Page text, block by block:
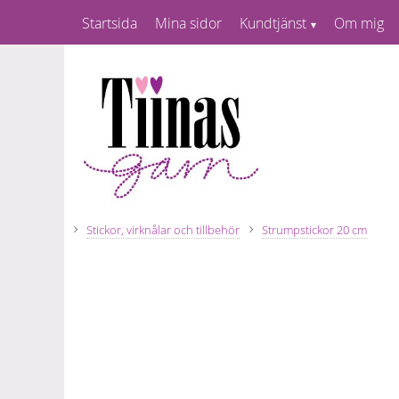
Startsida Mina sidor Kundtjänst Om mig
Stickor, virknålar och tillbehör Strumpstickor 20 cm